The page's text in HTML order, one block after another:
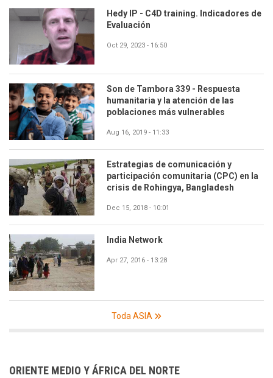
Hedy IP - C4D training. Indicadores de
Evaluación
Oct 29, 2023 - 16:50
Son de Tambora 339 - Respuesta
humanitaria y la atención de las
poblaciones más vulnerables
Aug 16, 2019 - 11:33
Estrategias de comunicación y
participación comunitaria (CPC) en la
crisis de Rohingya, Bangladesh
Dec 15, 2018 - 10:01
India Network
Apr 27, 2016 - 13:28
Toda ASIA
ORIENTE MEDIO Y ÁFRICA DEL NORTE